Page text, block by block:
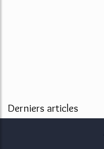
Derniers articles